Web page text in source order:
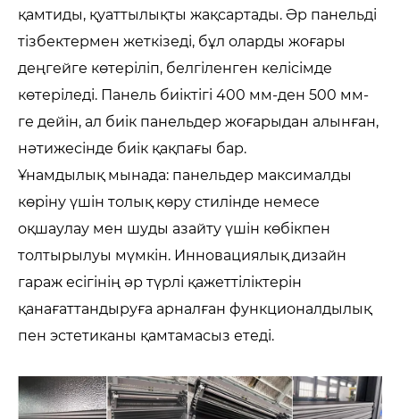
қамтиды, қуаттылықты жақсартады. Әр панельді
тізбектермен жеткізеді, бұл оларды жоғары
деңгейге көтеріліп, белгіленген келісімде
көтеріледі. Панель биіктігі 400 мм-ден 500 мм-
ге дейін, ал биік панельдер жоғарыдан алынған,
нәтижесінде биік қақпағы бар.
Ұнамдылық мынада: панельдер максималды
көріну үшін толық көру стилінде немесе
оқшаулау мен шуды азайту үшін көбікпен
толтырылуы мүмкін. Инновациялық дизайн
гараж есігінің әр түрлі қажеттіліктерін
қанағаттандыруға арналған функционалдылық
пен эстетиканы қамтамасыз етеді.